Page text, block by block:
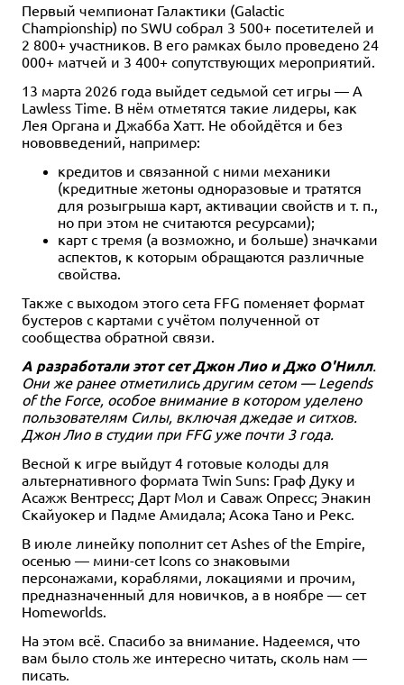
Star Wars Destiny: Rey Starter
Set на английском языке
1 390 ₽
Купить
Star Wars Destiny: Kylo Ren
Starter Set на английском
языке
1 390 ₽
Купить
Первый чемпионат Галактики (Galactic
Championship) по SWU собрал 3 500+ посетителей и
2 800+ участников. В его рамках было проведено 24
000+ матчей и 3 400+ сопутствующих мероприятий.
13 марта 2026 года выйдет седьмой сет игры — A
Lawless Time. В нём отметятся такие лидеры, как
Лея Органа и Джабба Хатт. Не обойдётся и без
нововведений, например:
кредитов и связанной с ними механики
(кредитные жетоны одноразовые и тратятся
для розыгрыша карт, активации свойств и т. п.,
но при этом не считаются ресурсами);
карт с тремя (а возможно, и больше) значками
аспектов, к которым обращаются различные
свойства.
Также с выходом этого сета FFG поменяет формат
бустеров с картами с учётом полученной от
сообщества обратной связи.
А разработали этот сет Джон Лио и Джо О'Нилл.
Они же ранее отметились другим сетом — Legends
of the Force, особое внимание в котором уделено
пользователям Силы, включая джедае и ситхов.
Джон Лио в студии при FFG уже почти 3 года.
Весной к игре выйдут 4 готовые колоды для
альтернативного формата Twin Suns: Граф Дуку и
Асажж Вентресс; Дарт Мол и Саваж Опресс; Энакин
Скайуокер и Падме Амидала; Асока Тано и Рекс.
В июле линейку пополнит сет Ashes of the Empire,
осенью — мини-сет Icons со знаковыми
персонажами, кораблями, локациями и прочим,
предназначенный для новичков, а в ноябре — сет
Homeworlds.
На этом всё. Спасибо за внимание. Надеемся, что
вам было столь же интересно читать, сколь нам —
писать.